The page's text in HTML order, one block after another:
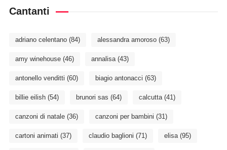
Cantanti
adriano celentano(84) alessandra amoroso(63)
amy winehouse(46) annalisa(43)
antonello venditti (60) biagio antonacci (63)
billie eilish(54) brunori sas (64) calcutta(41)
canzoni di natale(36) canzoni per bambini (31)
cartoni animati (37) claudio baglioni (71) elisa(95)